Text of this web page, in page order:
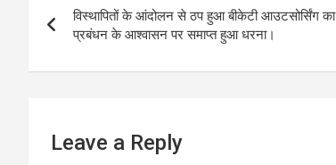
navigation
विस्थापितों के आंदोलन से ठप हुआ बीकेटी आउटसोर्सिंग
प्रबंधन के आश्वासन पर समाप्त हुआ धरना।
Leave a Reply